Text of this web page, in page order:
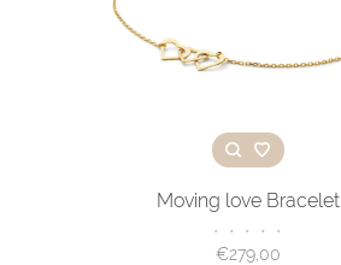
Moving love Bracelet
• • • • •
€279,00